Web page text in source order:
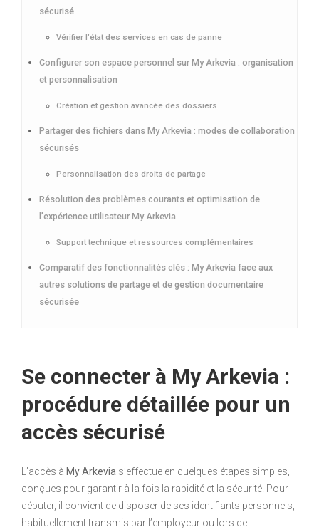
sécurisé
Vérifier l’état des services en cas de panne
Configurer son espace personnel sur My Arkevia : organisation
et personnalisation
Création et gestion avancée des dossiers
Partager des fichiers dans My Arkevia : modes de collaboration
sécurisés
Personnalisation des droits de partage
Résolution des problèmes courants et optimisation de
l’expérience utilisateur My Arkevia
Support technique et ressources complémentaires
Comparatif des fonctionnalités clés : My Arkevia face aux
autres solutions de partage et de gestion documentaire
sécurisée
Se connecter à My Arkevia :
procédure détaillée pour un
accès sécurisé
L’accès à My Arkevia s’effectue en quelques étapes simples,
conçues pour garantir à la fois la rapidité et la sécurité. Pour
débuter, il convient de disposer de ses identifiants personnels,
habituellement transmis par l’employeur ou lors de